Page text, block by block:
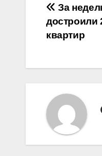
по
За
достроили
квартир